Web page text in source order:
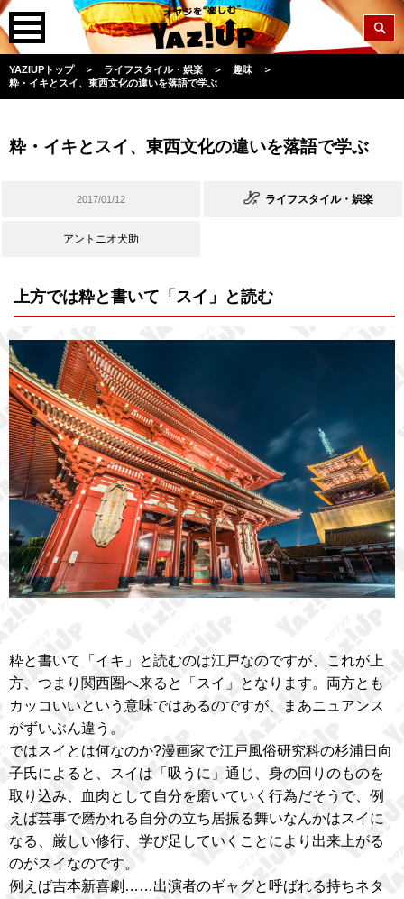
YAZIUPトップ ＞ ライフスタイル・娯楽 ＞ 趣味
＞
粋・イキとスイ、東西文化の違いを落語で学ぶ
粋・イキとスイ、東西文化の違いを落語で学ぶ
2017/01/12 ライフスタイル・娯楽
アントニオ犬助
上方では粋と書いて「スイ」と読む
粋と書いて「イキ」と読むのは江戸なのですが、これが上
方、つまり関西圏へ来ると「スイ」となります。両方とも
カッコいいという意味ではあるのですが、まあニュアンス
がずいぶん違う。
ではスイとは何なのか?漫画家で江戸風俗研究科の杉浦日向
子氏によると、スイは「吸うに」通じ、身の回りのものを
取り込み、血肉として自分を磨いていく行為だそうで、例
えば芸事で磨かれる自分の立ち居振る舞いなんかはスイに
なる、厳しい修行、学び足していくことにより出来上がる
のがスイなのです。
例えば吉本新喜劇……出演者のギャグと呼ばれる持ちネタ